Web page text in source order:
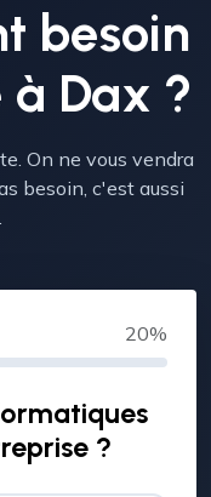
besoin
Dax ?
On ne vous vendra
besoin, c'est aussi
20%
?